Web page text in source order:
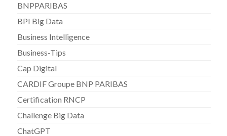
BNPPARIBAS
BPI Big Data
Business Intelligence
Business-Tips
Cap Digital
CARDIF Groupe BNP PARIBAS
Certification RNCP
Challenge Big Data
ChatGPT